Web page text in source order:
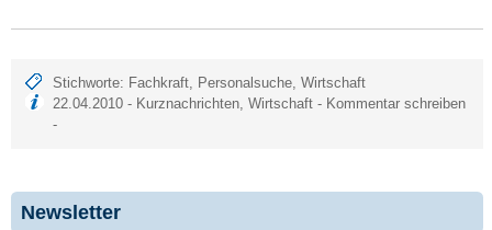
Stichworte: Fachkraft, Personalsuche,Wirtschaft
22.04.2010 - Kurznachrichten,Wirtschaft - Kommentar schreiben
-
Newsletter